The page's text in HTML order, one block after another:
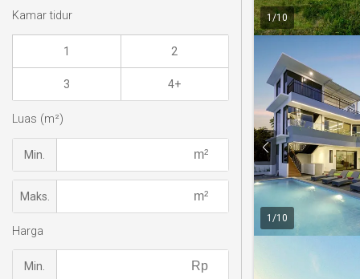
1/10
1 /10
Kamar tidur
1 2
3 4+
Luas (m²)
Min.
Maks.
Harga
Min.